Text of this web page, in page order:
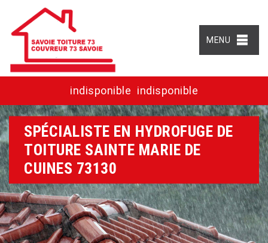
MENU
indisponible indisponible
SPÉCIALISTE EN HYDROFUGE DE
TOITURE SAINTE MARIE DE
CUINES 73130